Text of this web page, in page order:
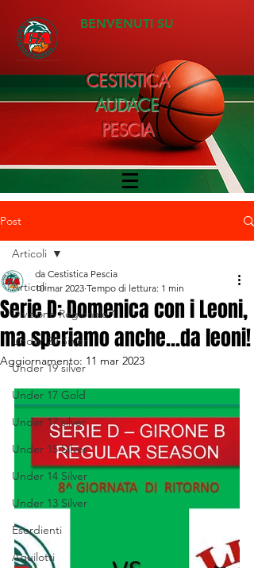
BENVENUTI SU
CESTISTICA
AUDACE
PESCIA
Post
Articoli
Divisione Regionale 1
Under 20 Silver
Under 19 silver
Under 17 Gold
Under 17 silver
Under 15 Silver
Under 14 Silver
Under 13 Silver
Esordienti
Aquilotti
Articoli
Serie D: Domenica con i Leoni,
ma speriamo anche...da leoni!
da Cestistica Pescia
10 mar 2023 Tempo di lettura: 1 min
Aggiornamento: 11 mar 2023